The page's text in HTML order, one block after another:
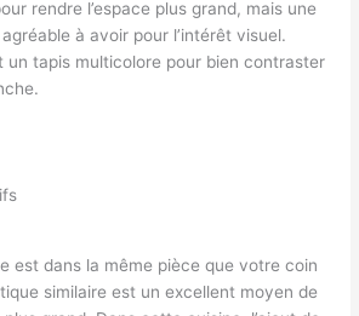
rendre l’espace plus grand, mais une
à avoir pour l’intérêt visuel.
un tapis multicolore pour bien contraster
est dans la même pièce que votre coin
similaire est un excellent moyen de